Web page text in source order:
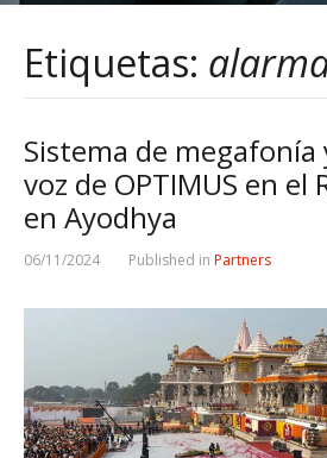
Etiquetas:
Sistema de
voz de OPTIMUS en el
en Ayodhya
06/11/2024 Published in Partners